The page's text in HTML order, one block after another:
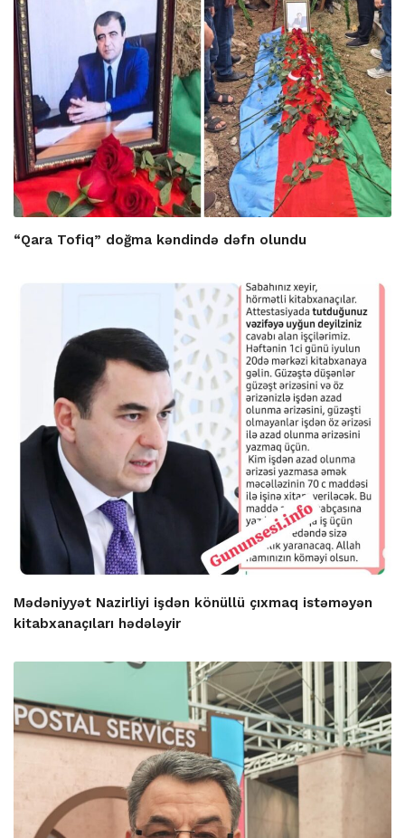
“Qara Tofiq” doğma kəndində dəfn olundu
Mədəniyyət Nazirliyi işdən könüllü çıxmaq istəməyən
kitabxanaçıları hədələyir